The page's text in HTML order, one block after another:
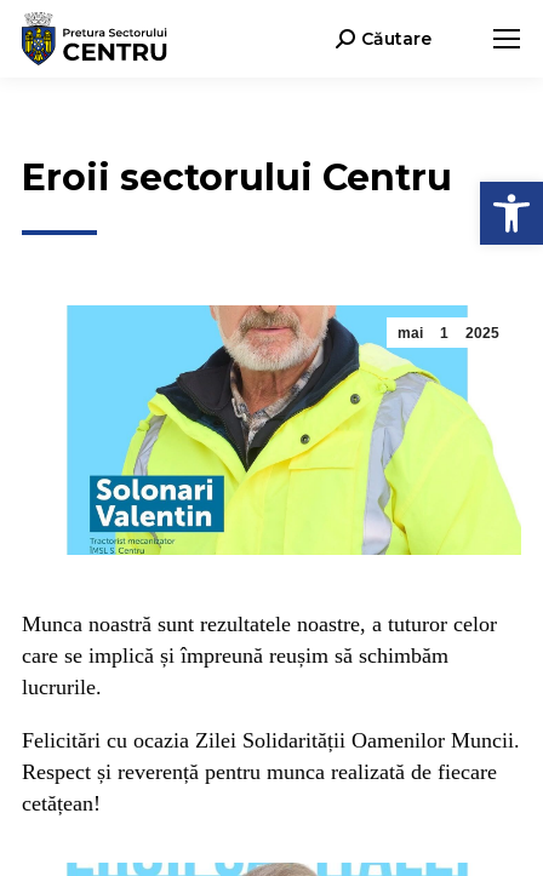
Search:Căutare
Eroii sectorului Centru
mai 1 2025
Munca noastră sunt rezultatele noastre, a tuturor celor
care se implică și împreună reușim să schimbăm
lucrurile.
Felicitări cu ocazia Zilei Solidarității Oamenilor Muncii.
Respect și reverență pentru munca realizată de fiecare
cetățean!